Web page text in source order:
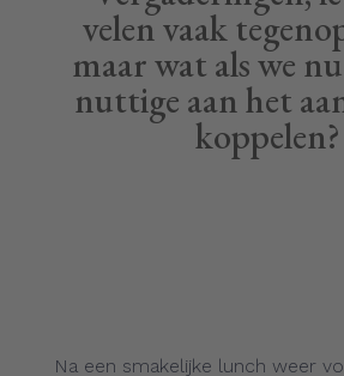
velen vaak
maar wat als we
nuttige aan het
koppelen?
Na een smakelijke lunch weer